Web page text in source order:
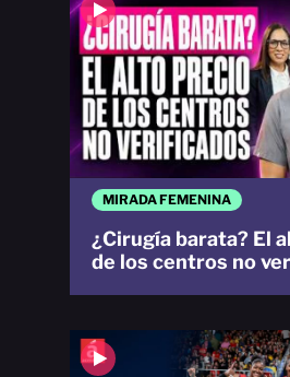
MIRADA FEMENINA
¿Cirugía barata? El
de los centros no